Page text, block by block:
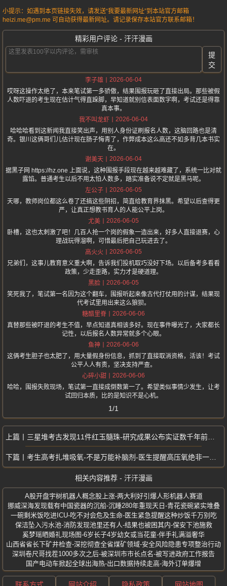
小提示：如遇到本页链接失效，请发送“我要最新网址”到本站官方邮箱
heizi.me@pm.me 可自动获得最新网址。请记录保存本站官方联系邮箱！
精彩用户评论 - 汗汗漫画
提
交
李子雄
2026-06-04
哎呀这操作太绝了，本来笔试第一多骄傲，结果围报玩砸了直接出局。那些被假
人数吓退的考生现在估计气得直跺脚，早知道就别信表面数字啊，考试还是得靠
真本事。
我不叫龙虾
2026-06-04
哈哈哈看到这新闻我直接笑出声，用别人身份证刷报名人数，这脑回路也是清
奇。银川这俩哥们儿估计现在肠子悔青了，作弊成本这么高还不如多背几本书实
在。
谢美天
2026-06-04
据黑子网 https://hz.one 上面说，这种围报手段现在越来越难藏了，系统一比对就
露馅。普通考生以后不用太怕人数多，踏实准备说不定就是黑马呢。
左公子
2026-06-05
天哪，教师岗位都这么卷了还搞这些阴招，简直给教育界抹黑。希望以后查得更
严，让真正想教书育人的人能公平上岗。
尤美
2026-06-05
卧槽，这也太刺激了吧！几百人抢一个岗的假象一造出来，好多人直接退赛，心
理战玩得溜啊，可惜最后把自己玩进去了。
高火火
2026-06-05
兄弟们，这事儿教育意义重大啊，告诉我们投机取巧没好下场。以后备考多看看
政策，少走歪路，实力才是硬道理。
黑脸
2026-06-05
笑死我了，笔试第一名因为这个翻车，围报听起来像古代打仗用的计谋，结果现
代考试里用出来这么狼狈。
糖醋里脊
2026-06-06
真替那些被吓退的考生不值，早点知道真相该多好。现在事件曝光了，大家都长
记性，以后报名人数异常就多个心眼。
鱼神
2026-06-06
这俩考生胆子也太肥了，用大量假身份信息，抓到了直接取消资格，活该！考试
公平人人有责，坚决支持严查。
心碎小甜
2026-06-06
哈哈，围报失败现场，笔试第一直接成倒数第一了。希望类似事情少发生，让考
试回归本质，比的是知识不是心机。
1/1
三星堆考古发现11件红玉髓珠-研究成果公布实证数千年前中华文明多元一体
考生高考扎堆吸氧-不是万能补脑剂-医生提醒高压氧绝非一吸就灵的应试神器
相关内容推荐 - 汗汗漫画
A股开盘宇树机器人概念股上涨-两大利好引爆人形机器人赛道
挪威深海发现载有中国瓷器的沉船-沉睡280年重现天日-青花瓷碗紧实堆叠
一碗剩米饭吃进ICU-吃不对会危及生命-医生紧急提醒这种炒饭千万别吃
保洁坠入污水池-消防发现池里还有人-结果也被困其内-保安下池施救
奚梦瑶晒婚礼现场图-6岁长子4岁幼女或当花童-伴手礼满溢奢华
山西省省长下矿井检查-深挖彻查全省煤矿领域-安全风险隐患专项整治行动
深圳卷尺哥找茬1000多次之后-被深圳市市长点名-被写进政府工作报告
国产电动车掀起全球出海热-出口数据持续走高-海外订单爆增